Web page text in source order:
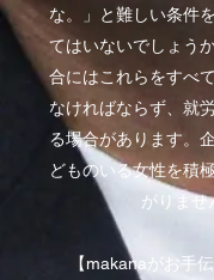
な。」と難しい条件
てはいないでしょう
合にはこれらをすべ
なければならず、就
る場合があります。
どものいる女性を積
がりませ
【makanaがお手